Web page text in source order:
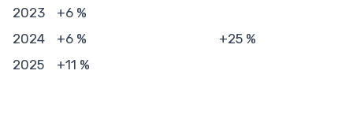
2023
+6 %
+25 %
2024
+6 %
2025
+11 %